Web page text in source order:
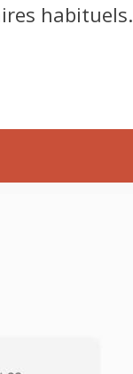
habituels.